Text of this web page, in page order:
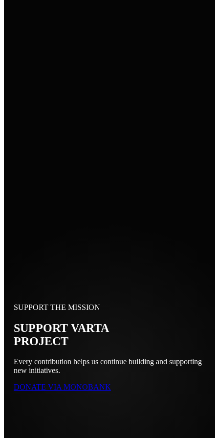
SUPPORT THE MISSION
SUPPORT VARTA
PROJECT
Every contribution helps us continue building and supporting
new initiatives.
DONATE VIA MONOBANK